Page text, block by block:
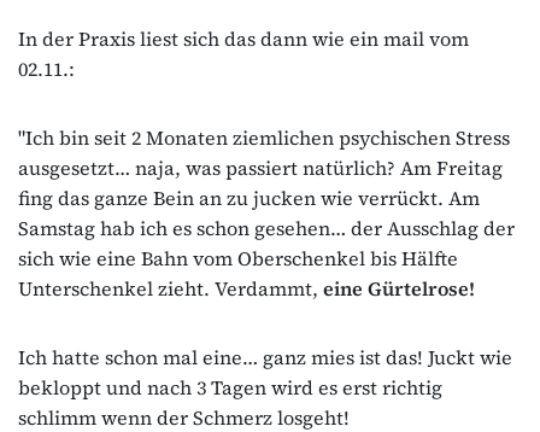
In der Praxis liest sich das dann wie ein mail vom
02.11.:
"Ich bin seit 2 Monaten ziemlichen psychischen Stress
ausgesetzt… naja, was passiert natürlich? Am Freitag
fing das ganze Bein an zu jucken wie verrückt. Am
Samstag hab ich es schon gesehen… der Ausschlag der
sich wie eine Bahn vom Oberschenkel bis Hälfte
Unterschenkel zieht. Verdammt, eine Gürtelrose!
Ich hatte schon mal eine… ganz mies ist das! Juckt wie
bekloppt und nach 3 Tagen wird es erst richtig
schlimm wenn der Schmerz losgeht!